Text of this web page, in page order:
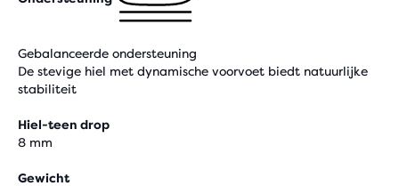
Gebalanceerde ondersteuning
De stevige hiel met dynamische voorvoet biedt natuurlijke
stabiliteit
Hiel-teen drop
8 mm
Gewicht